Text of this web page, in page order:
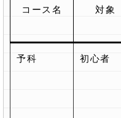
コース名 対象
予科 初心者